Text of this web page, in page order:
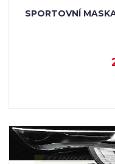
SPORTOVNÍ